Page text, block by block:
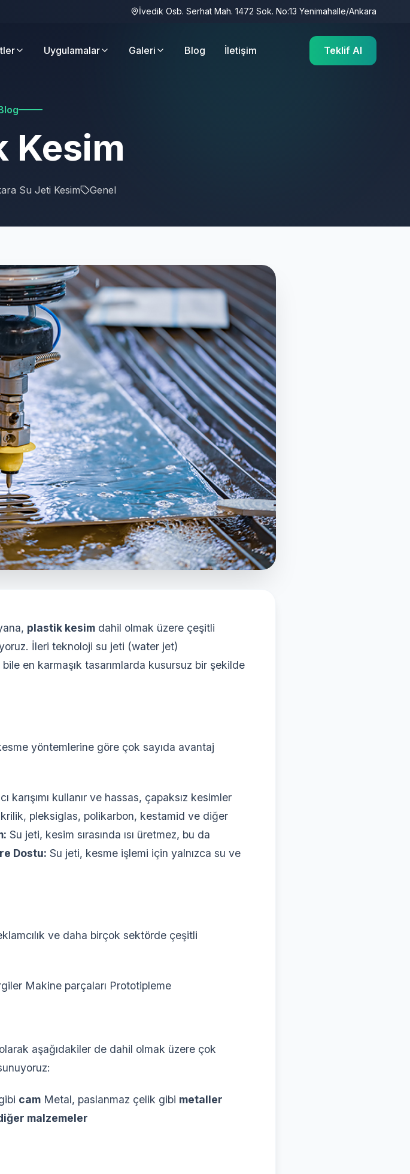
İvedik Osb. Serhat Mah. 1472 Sok. No:13 Yenimahalle/Ankara
Uygulamalar Galeri Blog İletişim Teklif Al
Kesim
Su Jeti Kesim Genel
plastik kesim dahil olmak üzere çeşitli
İleri teknoloji su jeti (water jet)
en karmaşık tasarımlarda kusursuz bir şekilde
yöntemlerine göre çok sayıda avantaj
karışımı kullanır ve hassas, çapaksız kesimler
pleksiglas, polikarbon, kestamid ve diğer
Su jeti, kesim sırasında ısı üretmez, bu da
Dostu: Su jeti, kesme işlemi için yalnızca su ve
ve daha birçok sektörde çeşitli
Makine parçaları Prototipleme
aşağıdakiler de dahil olmak üzere çok
cam Metal, paslanmaz çelik gibi metaller
malzemeler